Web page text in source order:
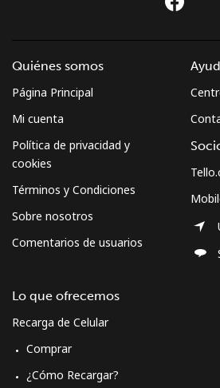
Quiénes somos
Página Principal
Mi cuenta
Política de privacidad y
cookies
Términos y Condiciones
Sobre nosotros
Comentarios de usuarios
Lo que ofrecemos
Recarga de Celular
Comprar
¿Cómo Recargar?